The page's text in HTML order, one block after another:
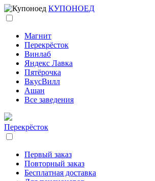
КУПОНОЕД
Магнит
Перекрёсток
Винлаб
Яндекс Лавка
Пятёрочка
ВкусВилл
Ашан
Все заведения
Перекрёсток
Первый заказ
Повторный заказ
Бесплатная доставка